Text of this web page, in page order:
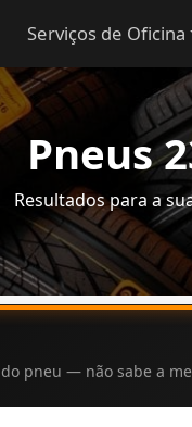
Serviços de Oficina
Pneus
Resultados para a
pneu — não sabe a